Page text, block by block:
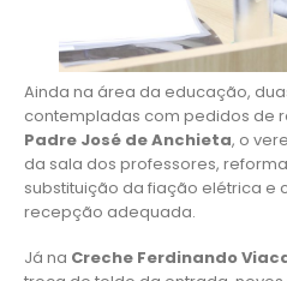
Ainda na área da educação,
contempladas com pedidos de
Padre José de Anchieta, o
da sala dos professores,
substituição da fiação elétrica e
recepção adequada.
Já na Creche Ferdinando